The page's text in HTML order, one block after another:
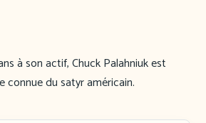
à son actif, Chuck Palahniuk est
connue du satyr américain.